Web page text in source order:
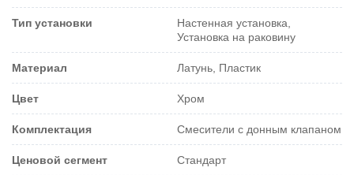
Тип установки
Настенная установка,
Установка на раковину
Материал Латунь, Пластик
Цвет Хром
Комплектация Смесители с донным клапаном
Ценовой сегмент Стандарт